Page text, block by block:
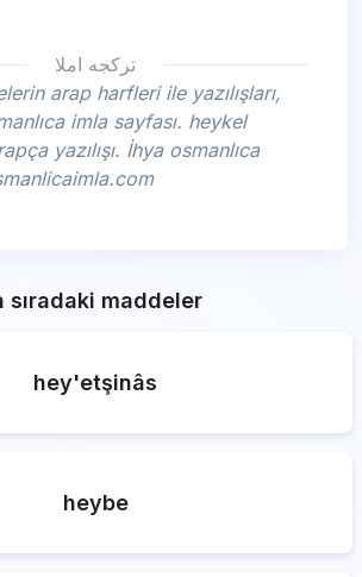
تركجه املا
arap harfleri ile yazılışları,
imla sayfası. heykel
yazılışı. İhya osmanlıca
sıradaki maddeler
hey'etşinâs
heybe